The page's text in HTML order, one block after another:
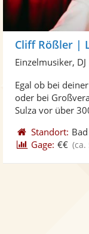
Cliff Rößler |
Einzelmusiker, DJ
Egal ob bei
oder bei
Sulza vor über
Standort:
Gage: €€